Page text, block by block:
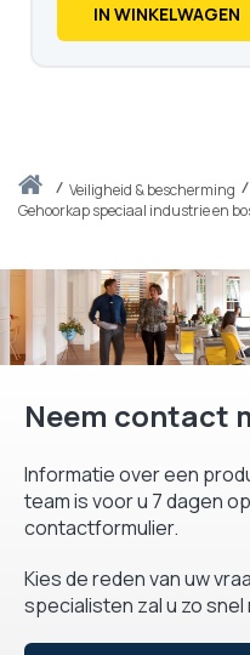
Thuisveiligheid & bescherming
Gehoorkap speciaal industrie en
IN WINKELWAGEN
Neem contact
Informatie over een
team is voor u 7 dagen
contactformulier.
Kies de reden van uw
specialisten zal u zo